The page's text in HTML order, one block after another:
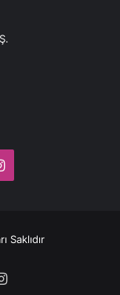
Instagram
Saklıdır
Instagram